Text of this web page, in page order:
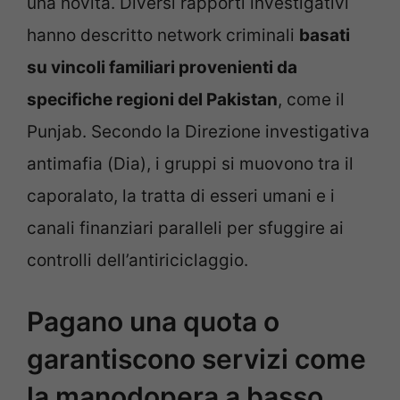
hanno descritto network criminali basati
su vincoli familiari provenienti da
specifiche regioni del Pakistan, come il
Punjab. Secondo la Direzione investigativa
antimafia (Dia), i gruppi si muovono tra il
caporalato, la tratta di esseri umani e i
canali finanziari paralleli per sfuggire ai
controlli dell’antiriciclaggio.
Pagano una quota o
garantiscono servizi come